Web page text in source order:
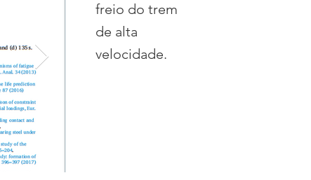
freio do trem
de alta
velocidade.